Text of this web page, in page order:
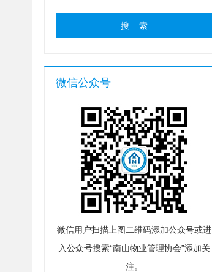
微信公众号
微信用户扫描上图二维码添加公众号或进
入公众号搜索“南山物业管理协会”添加关
注。